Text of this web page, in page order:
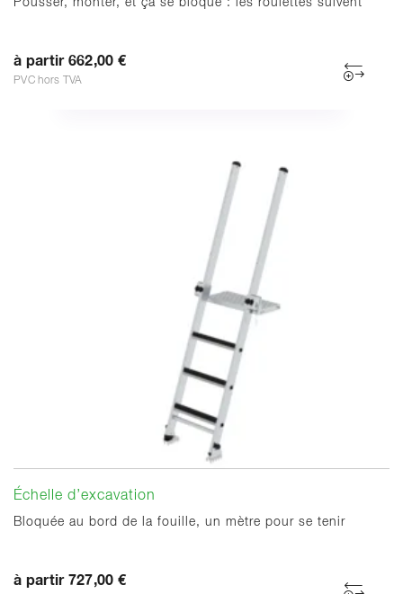
Pousser, monter, et ça se bloque : les roulettes suivent
à partir 662,00 €
PVC hors TVA
Échelle d’excavation
Bloquée au bord de la fouille, un mètre pour se tenir
à partir 727,00 €